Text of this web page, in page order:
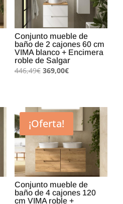
Conjunto mueble de
baño de 2 cajones 60 cm
VIMA blanco + Encimera
roble de Salgar
446,49€ El
369,00€El
369,00€.
¡Oferta!
Conjunto mueble de
baño de 4 cajones 120
cm VIMA roble +